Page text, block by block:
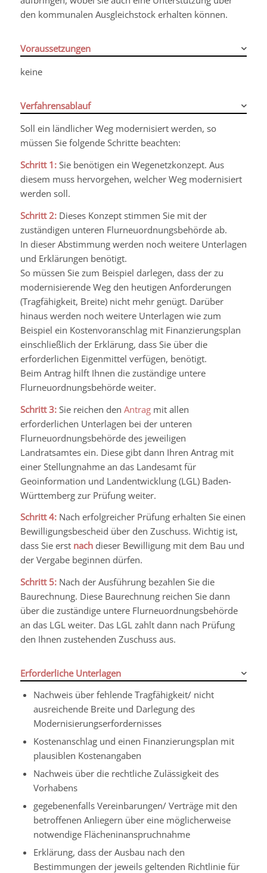
den kommunalen Ausgleichstock erhalten können.
Voraussetzungen
keine
Verfahrensablauf
Soll ein ländlicher Weg modernisiert werden, so
müssen Sie folgende Schritte beachten:
Schritt 1: Sie benötigen ein Wegenetzkonzept. Aus
diesem muss hervorgehen, welcher Weg modernisiert
werden soll.
Schritt 2: Dieses Konzept stimmen Sie mit der
zuständigen unteren Flurneuordnungsbehörde ab.
In dieser Abstimmung werden noch weitere Unterlagen
und Erklärungen benötigt.
So müssen Sie zum Beispiel darlegen, dass der zu
modernisierende Weg den heutigen Anforderungen
(Tragfähigkeit, Breite) nicht mehr genügt. Darüber
hinaus werden noch weitere Unterlagen wie zum
Beispiel ein Kostenvoranschlag mit Finanzierungsplan
einschließlich der Erklärung, dass Sie über die
erforderlichen Eigenmittel verfügen, benötigt.
Beim Antrag hilft Ihnen die zuständige untere
Flurneuordnungsbehörde weiter.
Schritt 3:Sie reichen den Antragmit allen
erforderlichen Unterlagen bei der unteren
Flurneuordnungsbehörde des jeweiligen
Landratsamtes ein. Diese gibt dann Ihren Antrag mit
einer Stellungnahme an das Landesamt für
Geoinformation und Landentwicklung (LGL) Baden-
Württemberg zur Prüfung weiter.
Schritt 4:Nach erfolgreicher Prüfung erhalten Sie einen
Bewilligungsbescheid über den Zuschuss. Wichtig ist,
dass Sie erst nach dieser Bewilligung mit dem Bau und
der Vergabe beginnen dürfen.
Schritt 5:Nach der Ausführung bezahlen Sie die
Baurechnung. Diese Baurechnung reichen Sie dann
über die zuständige untere Flurneuordnungsbehörde
an das LGL weiter. Das LGL zahlt dann nach Prüfung
den Ihnen zustehenden Zuschuss aus.
Erforderliche Unterlagen
Nachweis über fehlende Tragfähigkeit/ nicht
ausreichende Breite und Darlegung des
Modernisierungserfordernisses
Kostenanschlag und einen Finanzierungsplan mit
plausiblen Kostenangaben
Nachweis über die rechtliche Zulässigkeit des
Vorhabens
gegebenenfalls Vereinbarungen/ Verträge mit den
betroffenen Anliegern über eine möglicherweise
notwendige Flächeninanspruchnahme
Erklärung, dass der Ausbau nach den
Bestimmungen der jeweils geltenden Richtlinie für